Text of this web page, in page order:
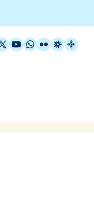
/ Twitter
YouTube
WhatsApp
FlickrRadio